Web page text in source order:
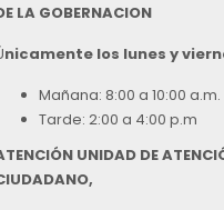
LA GOBERNACION
nicamente los lunes y
Mañana: 8:00 a 10:00 a.m.
Tarde: 2:00 a 4:00 p.m
UNIDAD DE